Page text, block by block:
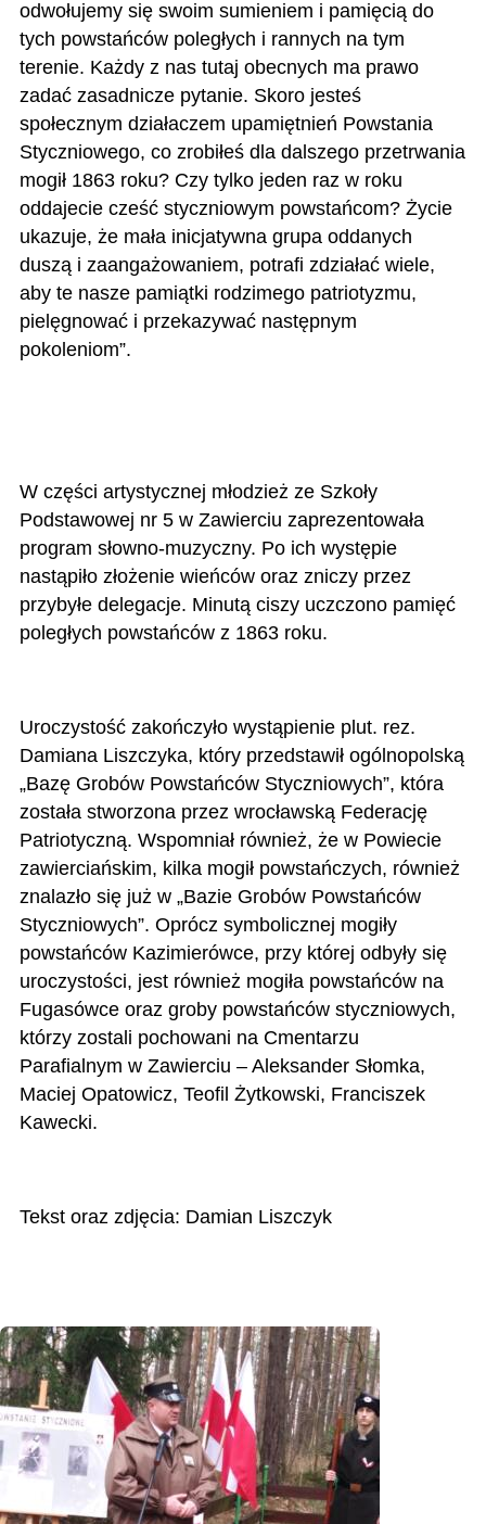
odwołujemy się swoim sumieniem i pamięcią do
tych powstańców poległych i rannych na tym
terenie. Każdy z nas tutaj obecnych ma prawo
zadać zasadnicze pytanie. Skoro jesteś
społecznym działaczem upamiętnień Powstania
Styczniowego, co zrobiłeś dla dalszego przetrwania
mogił 1863 roku? Czy tylko jeden raz w roku
oddajecie cześć styczniowym powstańcom? Życie
ukazuje, że mała inicjatywna grupa oddanych
duszą i zaangażowaniem, potrafi zdziałać wiele,
aby te nasze pamiątki rodzimego patriotyzmu,
pielęgnować i przekazywać następnym
pokoleniom”.
W części artystycznej młodzież ze Szkoły
Podstawowej nr 5 w Zawierciu zaprezentowała
program słowno-muzyczny. Po ich występie
nastąpiło złożenie wieńców oraz zniczy przez
przybyłe delegacje. Minutą ciszy uczczono pamięć
poległych powstańców z 1863 roku.
Uroczystość zakończyło wystąpienie plut. rez.
Damiana Liszczyka, który przedstawił ogólnopolską
„Bazę Grobów Powstańców Styczniowych”, która
została stworzona przez wrocławską Federację
Patriotyczną. Wspomniał również, że w Powiecie
zawierciańskim, kilka mogił powstańczych, również
znalazło się już w „Bazie Grobów Powstańców
Styczniowych”. Oprócz symbolicznej mogiły
powstańców Kazimierówce, przy której odbyły się
uroczystości, jest również mogiła powstańców na
Fugasówce oraz groby powstańców styczniowych,
którzy zostali pochowani na Cmentarzu
Parafialnym w Zawierciu – Aleksander Słomka,
Maciej Opatowicz, Teofil Żytkowski, Franciszek
Kawecki.
Tekst oraz zdjęcia: Damian Liszczyk